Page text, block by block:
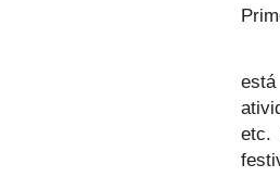
etc.